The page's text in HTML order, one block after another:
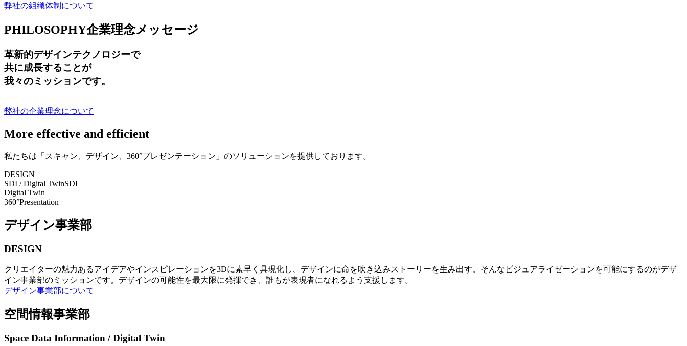
弊社の組織体制について
PHILOSOPHY企業理念メッセージ
革新的デザインテクノロジーで
共に成長することが
我々のミッションです。
弊社の企業理念について
More effective and efficient
私たちは「スキャン、デザイン、360°プレゼンテーション」のソリューションを提供しております。
DESIGN
SDI / Digital TwinSDI
Digital Twin
360°Presentation
デザイン事業部
DESIGN
クリエイターの魅力あるアイデアやインスピレーションを3Dに素早く具現化し、デザインに命を吹き込みストーリーを生み出す。そんなビジュアライゼーションを可能にするのがデザ
イン事業部のミッションです。デザインの可能性を最大限に発揮でき、誰もが表現者になれるよう支援します。
デザイン事業部について
空間情報事業部
Space Data Information / Digital Twin